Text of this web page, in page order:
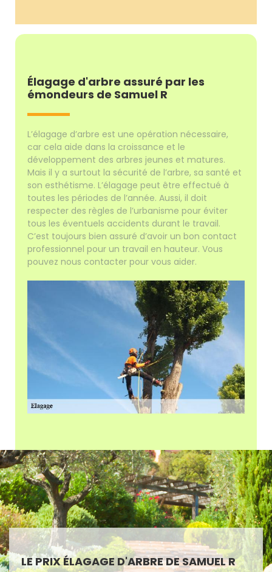
Élagage d'arbre assuré par les
émondeurs de Samuel R
L’élagage d’arbre est une opération nécessaire,
car cela aide dans la croissance et le
développement des arbres jeunes et matures.
Mais il y a surtout la sécurité de l’arbre, sa santé et
son esthétisme. L’élagage peut être effectué à
toutes les périodes de l’année. Aussi, il doit
respecter des règles de l’urbanisme pour éviter
tous les éventuels accidents durant le travail.
C’est toujours bien assuré d’avoir un bon contact
professionnel pour un travail en hauteur. Vous
pouvez nous contacter pour vous aider.
LE PRIX ÉLAGAGE D'ARBRE DE SAMUEL R